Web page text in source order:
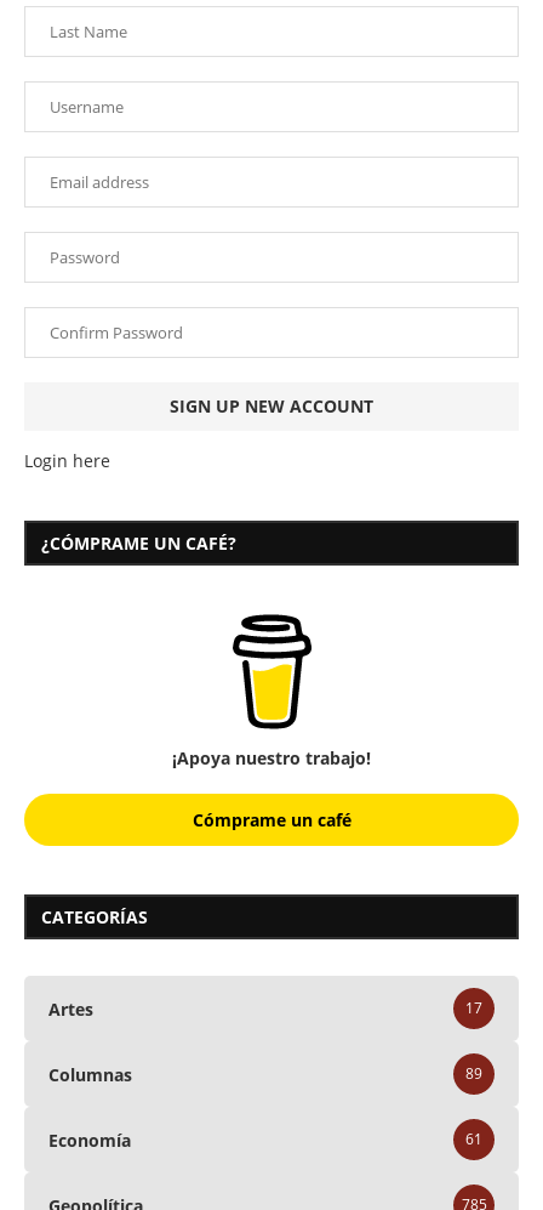
Login here
¿CÓMPRAME UN CAFÉ?
¡Apoya nuestro trabajo!
Cómprame un café
CATEGORÍAS
Artes 17
Columnas 89
Economía 61
785